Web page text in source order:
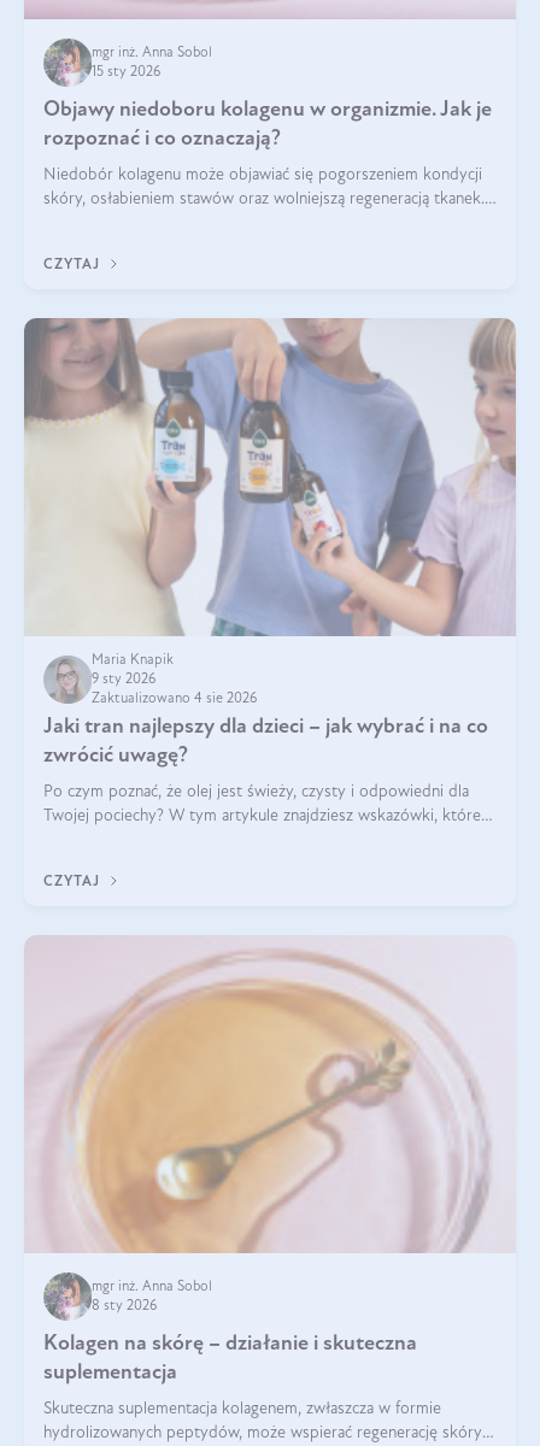
mgr inż. Anna Sobol
15 sty 2026
Objawy niedoboru kolagenu w organizmie. Jak je
rozpoznać i co oznaczają?
Niedobór kolagenu może objawiać się pogorszeniem kondycji
skóry, osłabieniem stawów oraz wolniejszą regeneracją tkanek.
osłabienie włosów.
CZYTAJ
Maria Knapik
9 sty 2026
Zaktualizowano 4 sie 2026
Jaki tran najlepszy dla dzieci – jak wybrać i na co
zwrócić uwagę?
Po czym poznać, że olej jest świeży, czysty i odpowiedni dla
Twojej pociechy? W tym artykule znajdziesz wskazówki, które
CZYTAJ
mgr inż. Anna Sobol
8 sty 2026
Kolagen na skórę – działanie i skuteczna
suplementacja
Skuteczna suplementacja kolagenem, zwłaszcza w formie
hydrolizowanych peptydów, może wspierać regenerację skóry i